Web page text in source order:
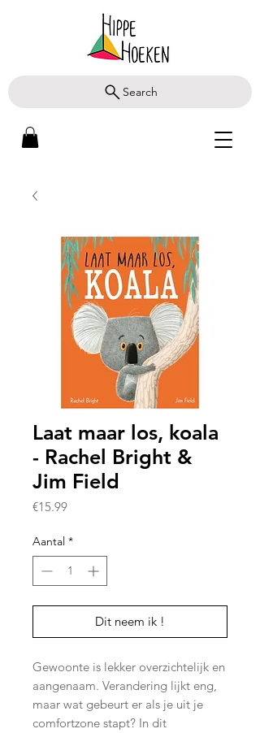
Search
Laat maar los, koala
- Rachel Bright &
Jim Field
€15.99Prijs
Aantal *
Dit neem ik !
Gewoonte is lekker overzichtelijk en
aangenaam. Verandering lijkt eng,
maar wat gebeurt er als je uit je
comfortzone stapt? In dit